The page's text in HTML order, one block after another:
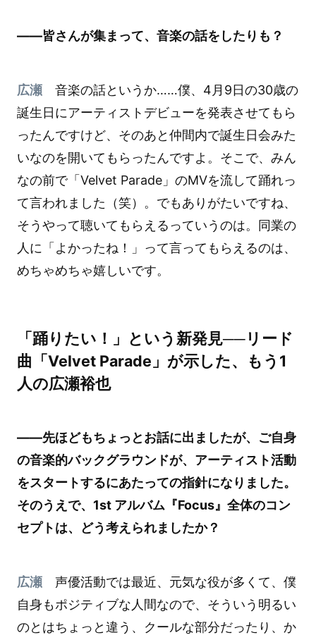
――皆さんが集まって、音楽の話をしたりも？
広瀬音楽の話というか……僕、4月9日の30歳の
誕生日にアーティストデビューを発表させてもら
ったんですけど、そのあと仲間内で誕生日会みた
いなのを開いてもらったんですよ。そこで、みん
なの前で「Velvet Parade」のMVを流して踊れっ
て言われました（笑）。でもありがたいですね、
そうやって聴いてもらえるっていうのは。同業の
人に「よかったね！」って言ってもらえるのは、
めちゃめちゃ嬉しいです。
「踊りたい！」という新発見──リード
曲「Velvet Parade」が示した、もう1
人の広瀬裕也
――先ほどもちょっとお話に出ましたが、ご自身
の音楽的バックグラウンドが、アーティスト活動
をスタートするにあたっての指針になりました。
そのうえで、1st アルバム『Focus』全体のコン
セプトは、どう考えられましたか？
広瀬声優活動では最近、元気な役が多くて、僕
自身もポジティブな人間なので、そういう明るい
のとはちょっと違う、クールな部分だったり、か